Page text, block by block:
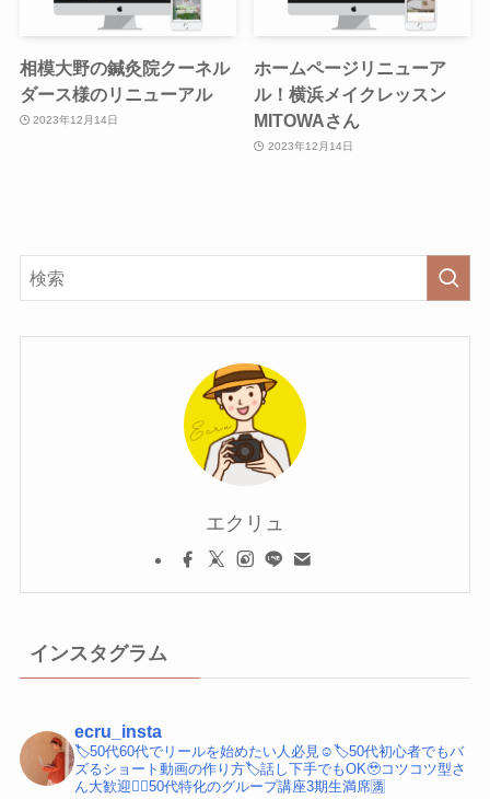
相模大野の鍼灸院クーネル
ダース様のリニューアル
2023年12月14日
ホームページリニューア
ル！横浜メイクレッスン
MITOWAさん
2023年12月14日
エクリュ
インスタグラム
ecru_insta
🏷️50代60代でリールを始めたい人必見☺️ 🏷️50代初心者でもバ
ズるショート動画の作り方🏷️話し下手でもOK🥹コツコツ型さ
ん大歓迎 💁‍♀️50代特化のグループ講座3期生満席🈵